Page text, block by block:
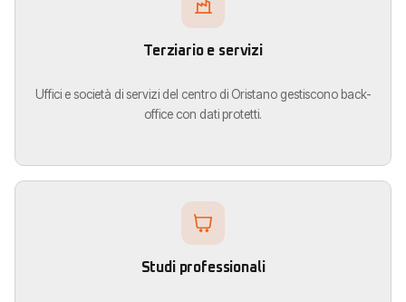
Terziario e servizi
Uffici e società di servizi del centro di Oristano gestiscono back-
office con dati protetti.
Studi professionali